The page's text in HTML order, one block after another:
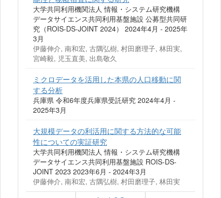
大学共同利用機関法人 情報・システム研究機構
データサイエンス共同利用基盤施設 公募型共同研
究（ROIS-DS-JOINT 2024） 2024年4月 - 2025年
3月
伊藤伸介, 南和宏, 古隅弘樹, 村田磨理子, 林田実,
宮崎毅, 児玉直美, 出島敬久
ミクロデータを活用した本県の人口移動に関
する分析
兵庫県 令和6年度兵庫県受託研究 2024年4月 -
2025年3月
大規模データの利活用に関する方法的な可能
性についての実証研究
大学共同利用機関法人 情報・システム研究機構
データサイエンス共同利用基盤施設 ROIS-DS-
JOINT 2023 2023年6月 - 2024年3月
伊藤伸介, 南和宏, 古隅弘樹, 村田磨理子, 林田実